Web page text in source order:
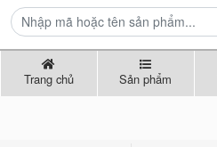
Trang chủ Sản phẩm